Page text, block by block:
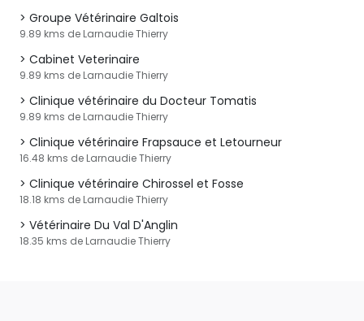
Groupe Vétérinaire Galtois
9.89 kms de Larnaudie Thierry
Cabinet Veterinaire
9.89 kms de Larnaudie Thierry
Clinique vétérinaire du Docteur Tomatis
9.89 kms de Larnaudie Thierry
Clinique vétérinaire Frapsauce et Letourneur
16.48 kms de Larnaudie Thierry
Clinique vétérinaire Chirossel et Fosse
18.18 kms de Larnaudie Thierry
Vétérinaire Du Val D'Anglin
18.35 kms de Larnaudie Thierry